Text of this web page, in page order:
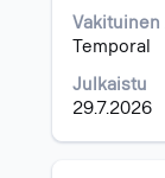
Vakituinen
Temporal
Julkaistu
29.7.2026
kaikki
tiedot.